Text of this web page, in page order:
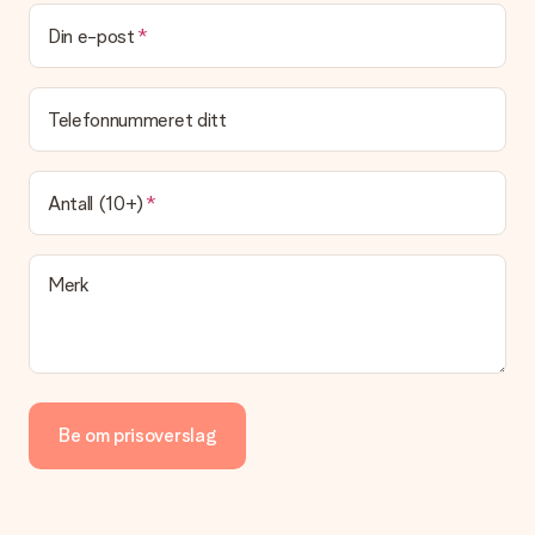
Kan jeg velge en leveringsdato?
Det er ikke mulig å velge en bestemt leveringsdato.
Leveringstiden er indikert på produktsiden til gaven. Du kan
stole på at vår operatør leverer gaven din denne dagen.
Hvilke leveringsalternativer kan jeg velge mellom?
For tiden er det ikke mulig å velge et leveringsalternativ.
Gaven du bestiller sendes enten som en pakke eller som
postbokslevering. Vil du vite hvilket alternativ bestillingen din
faller inn under? Ta kontakt med vår kundeservice.
Vi tilbyr følgende betalingsmåter: Paypal, kredittkort, faktura
nettbanken vil levering av gaven din skje opptil 3 dager
senere. Dette er fordi det kan ta opptil 3 dager før betalingen
kommer fram.
Din e-post
Telefonnummeret ditt
Antall (10+)
Merk
Be om prisoverslag